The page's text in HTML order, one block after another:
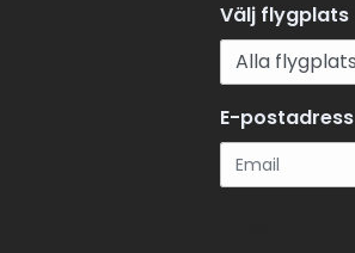
Välj flygplats
E-postadress